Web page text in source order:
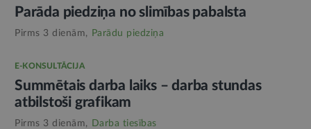
Parāda piedziņa no slimības pabalsta
Pirms 3 dienām, Parādu piedziņa
E-KONSULTĀCIJA
Summētais darba laiks – darba stundas
atbilstoši grafikam
Pirms 3 dienām, Darba tiesības